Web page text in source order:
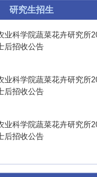
研究生招生
业科学院蔬菜花卉研究所
后招收公告
业科学院蔬菜花卉研究所
后招收公告
业科学院蔬菜花卉研究所
后招收公告